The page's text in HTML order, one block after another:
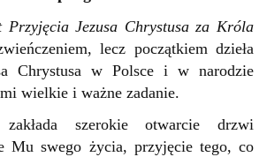
Przyjęcia Jezusa Chrystusa za Króla
lecz początkiem dzieła
Chrystusa w Polsce i w narodzie
wielkie i ważne zadanie.
szerokie otwarcie drzwi
Mu swego życia, przyjęcie tego, co